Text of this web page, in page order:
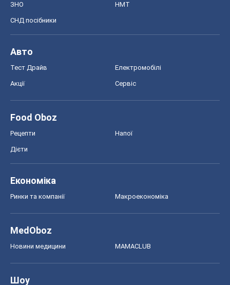
ЗНО НМТ
СНД посібники
Авто
Тест Драйв Електромобілі
Акції Сервіс
Food Oboz
Рецепти Напої
Дієти
Економіка
Ринки та компанії Макроекономіка
MedOboz
Новини медицини MAMACLUB
Шоу